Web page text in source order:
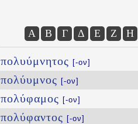
Α Β Γ Δ Ε Ζ Η
πολυύμνητος [-ον]
πολύυμνος [-ον]
πολύφαμος [-ον]
πολύφαντος [-ον]